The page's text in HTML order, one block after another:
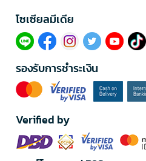
โซเซียลมีเดีย​
รองรับการชำระเงิน
Verified by